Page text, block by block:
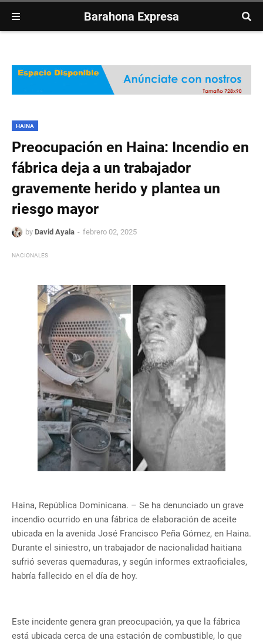
Barahona Expresa
HAINA
Preocupación en Haina: Incendio en
fábrica deja a un trabajador
gravemente herido y plantea un
riesgo mayor
by David Ayala febrero 02, 2025
NACIONALES
Haina, República Dominicana. – Se ha denunciado un grave
incendio ocurrido en una fábrica de elaboración de aceite
ubicada en la avenida José Francisco Peña Gómez, en Haina.
Durante el siniestro, un trabajador de nacionalidad haitiana
sufrió severas quemaduras, y según informes extraoficiales,
habría fallecido en el día de hoy.
Este incidente genera gran preocupación, ya que la fábrica
está ubicada cerca de una estación de combustible, lo que